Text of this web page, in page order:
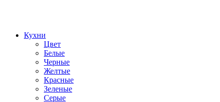
Кухни
Цвет
Белые
Черные
Желтые
Красные
Зеленые
Серые